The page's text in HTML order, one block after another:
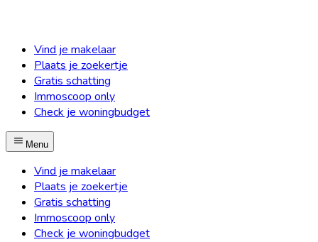
Vind je makelaar
Plaats je zoekertje
Gratis schatting
Immoscoop only
Check je woningbudget
Menu
Vind je makelaar
Plaats je zoekertje
Gratis schatting
Immoscoop only
Check je woningbudget